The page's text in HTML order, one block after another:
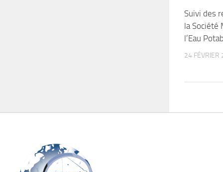
Suivi des
la Société
l’Eau
24 FÉVRIER